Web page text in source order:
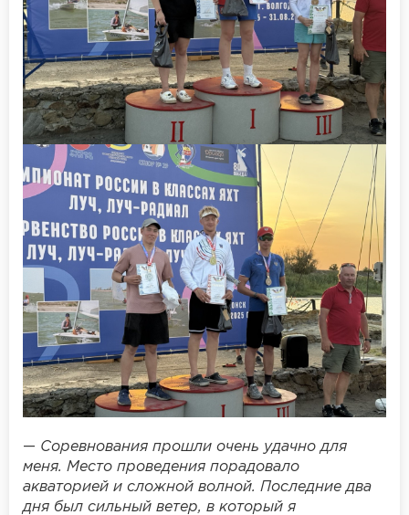
— Соревнования прошли очень удачно для
меня. Место проведения порадовало
акваторией и сложной волной. Последние два
дня был сильный ветер, в который я